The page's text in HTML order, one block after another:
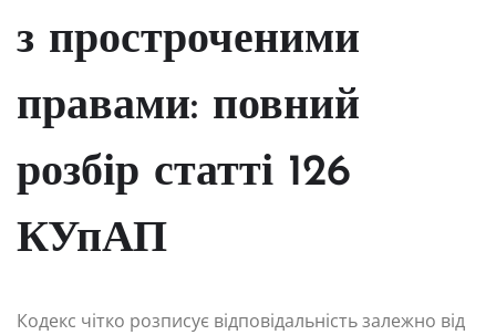
з простроченими
правами: повний
розбір статті 126
КУпАП
Кодекс чітко розписує відповідальність залежно від